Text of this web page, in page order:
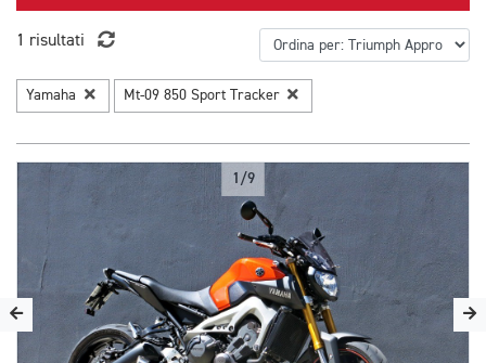
1 risultati
Yamaha Mt-09 850 Sport Tracker
1/9